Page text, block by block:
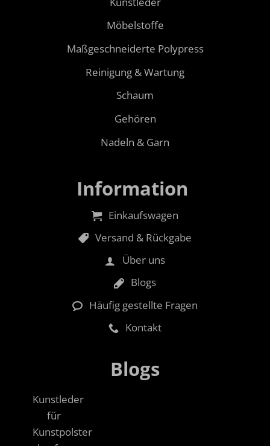
Möbelstoffe
Maßgeschneiderte Polypress
Reinigung & Wartung
Schaum
Gehören
Nadeln & Garn
Information
Einkaufswagen
Versand & Rückgabe
Über uns
Blogs
Häufig gestellte Fragen
Kontakt
Blogs
Kunstleder
für
Kunstpolster